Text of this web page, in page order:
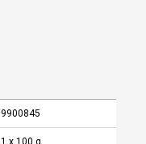
9900845
1 x 100 g